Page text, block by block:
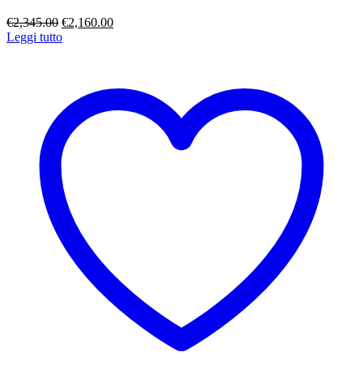
€2,345.00 Il
prezzo
€2,160.00Il
Leggi tutto